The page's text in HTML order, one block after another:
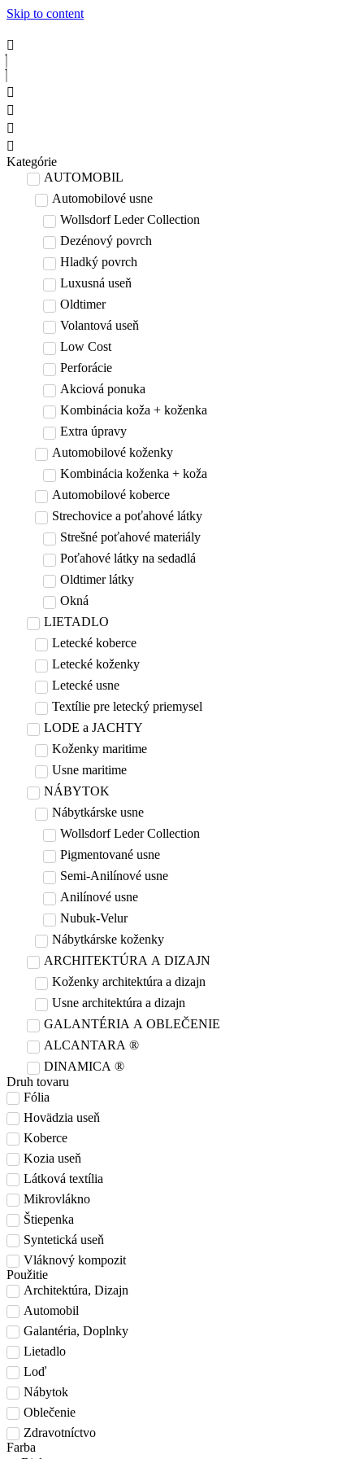
Skip to content
Kategórie
AUTOMOBIL
Automobilové usne
Wollsdorf Leder Collection
Dezénový povrch
Hladký povrch
Luxusná useň
Oldtimer
Volantová useň
Low Cost
Perforácie
Akciová ponuka
Kombinácia koža + koženka
Extra úpravy
Automobilové koženky
Kombinácia koženka + koža
Automobilové koberce
Strechovice a poťahové látky
Strešné poťahové materiály
Poťahové látky na sedadlá
Oldtimer látky
Okná
LIETADLO
Letecké koberce
Letecké koženky
Letecké usne
Textílie pre letecký priemysel
LODE a JACHTY
Koženky maritime
Usne maritime
NÁBYTOK
Nábytkárske usne
Wollsdorf Leder Collection
Pigmentované usne
Semi-Anilínové usne
Anilínové usne
Nubuk-Velur
Nábytkárske koženky
ARCHITEKTÚRA A DIZAJN
Koženky architektúra a dizajn
Usne architektúra a dizajn
GALANTÉRIA A OBLEČENIE
ALCANTARA ®
DINAMICA ®
Druh tovaru
Fólia
Hovädzia useň
Koberce
Kozia useň
Látková textília
Mikrovlákno
Štiepenka
Syntetická useň
Vláknový kompozit
Použitie
Architektúra, Dizajn
Automobil
Galantéria, Doplnky
Lietadlo
Loď
Nábytok
Oblečenie
Zdravotníctvo
Farba